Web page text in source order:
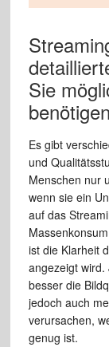
Sie
benötigen
Es gibt
und
Menschen nur
wenn sie ein
auf das
ist die Klarheit
angezeigt
besser die
jedoch auch
verursachen,
genug ist.